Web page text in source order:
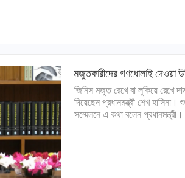
মজুতকারীদের গণধোলাই দেওয়া
জিনিস মজুত রেখে বা লুকিয়ে রেখে
দিয়েছেন প্রধানমন্ত্রী শেখ
সম্মেলনে এ কথা বলেন